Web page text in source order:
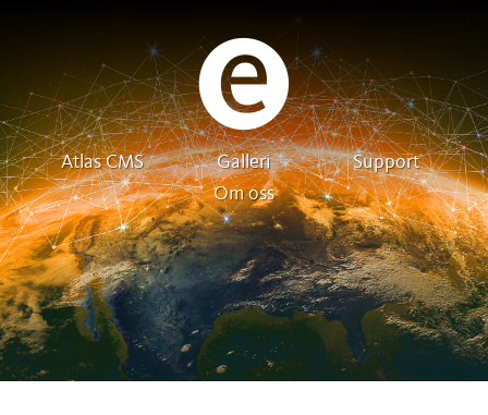
Atlas CMS Galleri
Support
Om oss